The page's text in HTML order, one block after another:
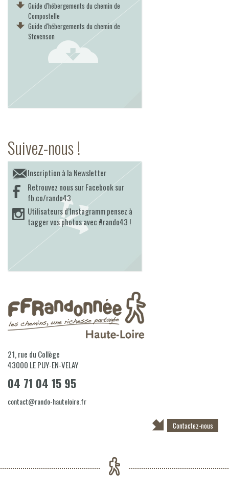
Guide d'hébergements du chemin de
Compostelle
Guide d'hébergements du chemin de
Stevenson
Suivez-nous !
Inscription à la Newsletter
Retrouvez nous sur Facebook sur
fb.co/rando43
Utilisateurs d’Instagramm pensez à
tagger vos photos avec #rando43 !
21, rue du Collège
43000 LE PUY-EN-VELAY
04 71 04 15 95
contact@rando-hauteloire.fr
Contactez-nous